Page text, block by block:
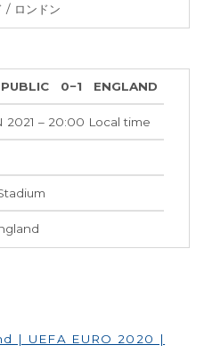
/ ロンドン
0−1 ENGLAND
2021 – 20:00 Local time
| UEFA EURO 2020 |